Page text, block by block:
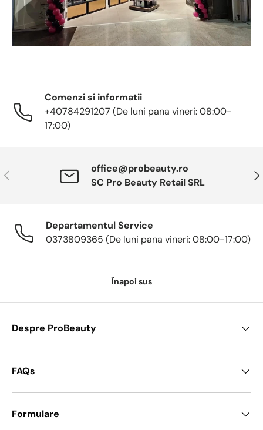
Comenzi si informatii
+40784291207 (De luni pana vineri: 08:00-
17:00)
Anterior
office@probeauty.ro
SC Pro Beauty Retail SRL
Departamentul Service
0373809365 (De luni pana vineri: 08:00-17:00)
Înapoi sus
Despre ProBeauty
FAQs
Formulare